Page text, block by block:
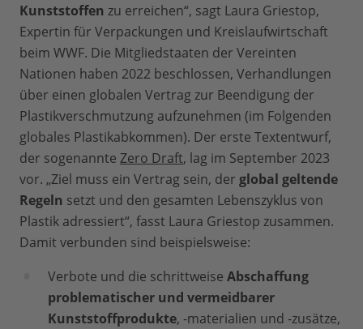
Kunststoffen zu erreichen“, sagt Laura Griestop,
Expertin für Verpackungen und Kreislaufwirtschaft
beim WWF. Die Mitgliedstaaten der Vereinten
Nationen haben 2022 beschlossen, Verhandlungen
über einen globalen Vertrag zur Beendigung der
Plastikverschmutzung aufzunehmen (im Folgenden
globales Plastikabkommen). Der erste Textentwurf,
der sogenannte Zero Draft, lag im September 2023
vor. „Ziel muss ein Vertrag sein, der global geltende
Regeln setzt und den gesamten Lebenszyklus von
Plastik adressiert“, fasst Laura Griestop zusammen.
Damit verbunden sind beispielsweise:
Verbote und die schrittweise Abschaffung
problematischer und vermeidbarer
Kunststoffprodukte, -materialien und -zusätze,